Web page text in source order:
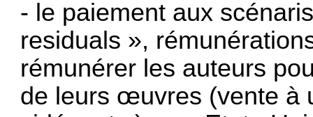
- le paiement aux
residuals »,
rémunérer les auteurs
de leurs œuvres (vente à